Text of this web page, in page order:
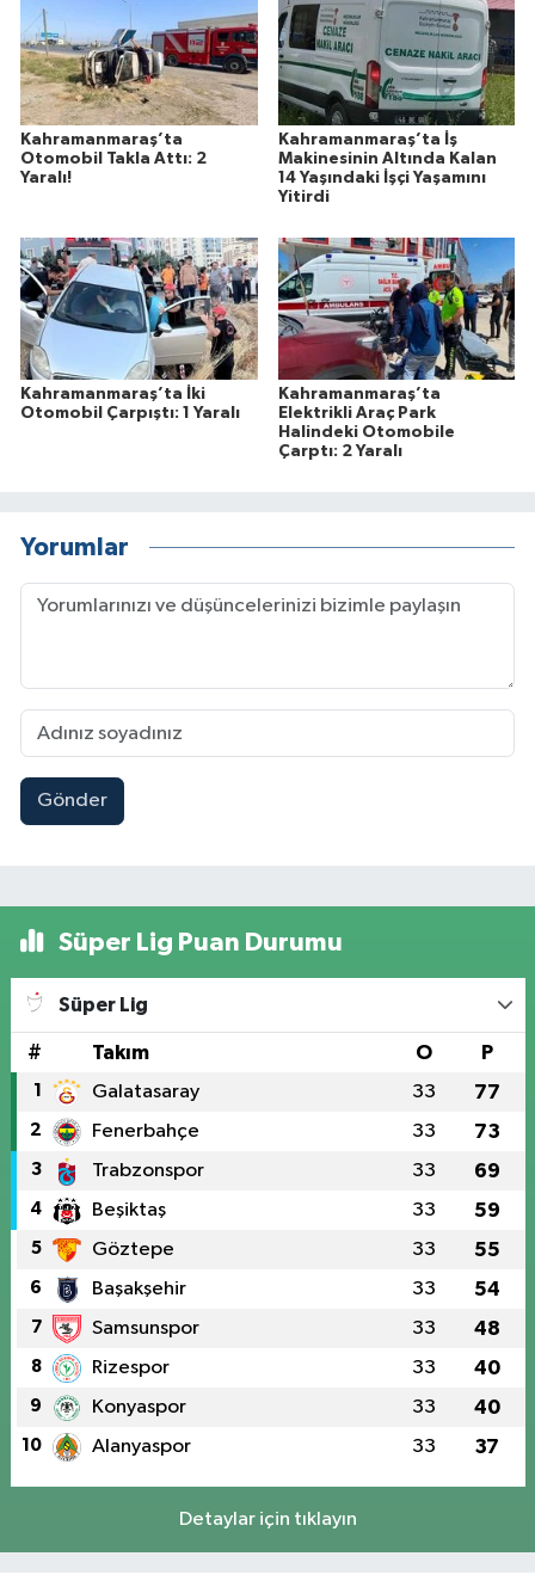
Kahramanmaraş’ta
Otomobil Takla Attı: 2
Yaralı!
Kahramanmaraş’ta İş
Makinesinin Altında Kalan
14 Yaşındaki İşçi Yaşamını
Yitirdi
Kahramanmaraş’ta İki
Otomobil Çarpıştı: 1 Yaralı
Kahramanmaraş’ta
Elektrikli Araç Park
Halindeki Otomobile
Çarptı: 2 Yaralı
Yorumlar
Gönder
Süper Lig Puan Durumu
Süper Lig
# Takım O P
1 Galatasaray 33 77
2 Fenerbahçe 33 73
3 Trabzonspor 33 69
4 Beşiktaş 33 59
5 Göztepe 33 55
6 Başakşehir 33 54
7 Samsunspor 33 48
8 Rizespor 33 40
9 Konyaspor 33 40
10 Alanyaspor 33 37
Detaylar için tıklayın